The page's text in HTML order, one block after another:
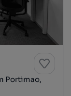
Portimao,